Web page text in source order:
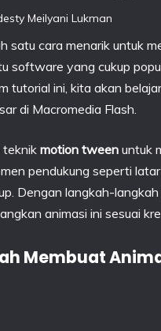
Meilyani Lukman
satu cara menarik untuk
software yang cukup
tutorial ini, kita akan
di Macromedia Flash.
teknik motion tween untuk
pendukung seperti
Dengan langkah-
animasi ini sesuai
Membuat